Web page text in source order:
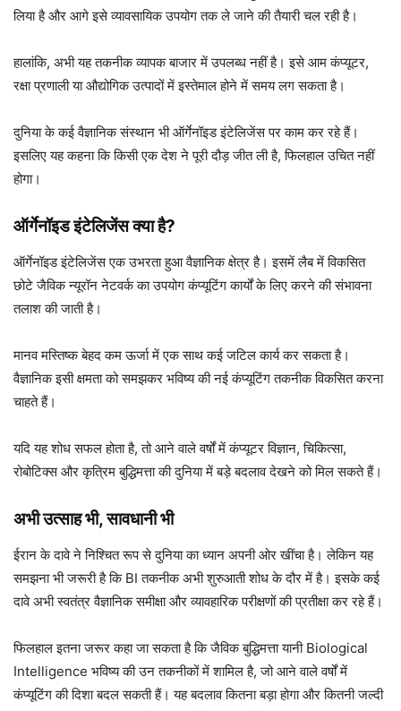
लिया है और आगे इसे व्यावसायिक उपयोग तक ले जाने की तैयारी चल रही है।
हालांकि, अभी यह तकनीक व्यापक बाजार में उपलब्ध नहीं है। इसे आम कंप्यूटर,
रक्षा प्रणाली या औद्योगिक उत्पादों में इस्तेमाल होने में समय लग सकता है।
दुनिया के कई वैज्ञानिक संस्थान भी ऑर्गेनॉइड इंटेलिजेंस पर काम कर रहे हैं।
इसलिए यह कहना कि किसी एक देश ने पूरी दौड़ जीत ली है, फिलहाल उचित नहीं
होगा।
ऑर्गेनॉइड इंटेलिजेंस क्या है?
ऑर्गेनॉइड इंटेलिजेंस एक उभरता हुआ वैज्ञानिक क्षेत्र है। इसमें लैब में विकसित
छोटे जैविक न्यूरॉन नेटवर्क का उपयोग कंप्यूटिंग कार्यों के लिए करने की संभावना
तलाश की जाती है।
मानव मस्तिष्क बेहद कम ऊर्जा में एक साथ कई जटिल कार्य कर सकता है।
वैज्ञानिक इसी क्षमता को समझकर भविष्य की नई कंप्यूटिंग तकनीक विकसित करना
चाहते हैं।
यदि यह शोध सफल होता है, तो आने वाले वर्षों में कंप्यूटर विज्ञान, चिकित्सा,
रोबोटिक्स और कृत्रिम बुद्धिमत्ता की दुनिया में बड़े बदलाव देखने को मिल सकते हैं।
अभी उत्साह भी, सावधानी भी
ईरान के दावे ने निश्चित रूप से दुनिया का ध्यान अपनी ओर खींचा है। लेकिन यह
समझना भी जरूरी है कि BI तकनीक अभी शुरुआती शोध के दौर में है। इसके कई
दावे अभी स्वतंत्र वैज्ञानिक समीक्षा और व्यावहारिक परीक्षणों की प्रतीक्षा कर रहे हैं।
फिलहाल इतना जरूर कहा जा सकता है कि जैविक बुद्धिमत्ता यानी Biological
Intelligence भविष्य की उन तकनीकों में शामिल है, जो आने वाले वर्षों में
कंप्यूटिंग की दिशा बदल सकती हैं। यह बदलाव कितना बड़ा होगा और कितनी जल्दी